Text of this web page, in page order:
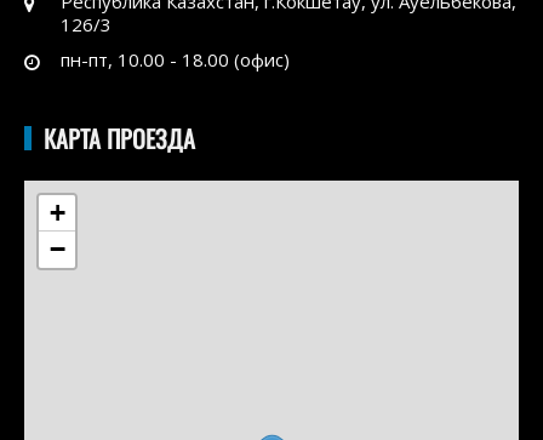
126/3
пн-пт, 10.00 - 18.00 (офис)
КАРТА ПРОЕЗДА
+
−